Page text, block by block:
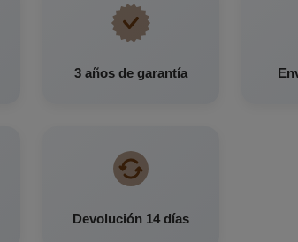
3 años de garantía
Devolución 14 días